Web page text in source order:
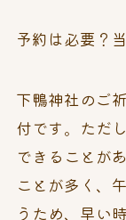
予約は必要？
下鴨神社のご
付です。ただ
できることが
ことが多く、
うため、早い